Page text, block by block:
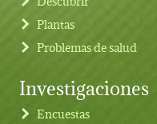
Footer menu
Plantas
Problemas de salud
Investigaciones
Encuestas